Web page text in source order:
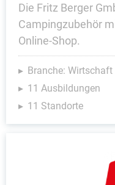
Die Fritz Berger
Campingzubehör
Online-Shop.
Branche:
11 Ausbildungen
11 Standorte